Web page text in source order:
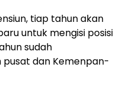
tiap tahun akan
untuk mengisi posisi
sudah
dan Kemenpan-